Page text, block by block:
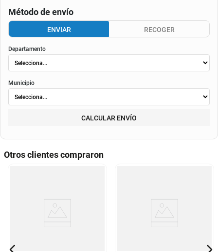
Método de envío
ENVIAR RECOGER
Departamento
Municipio
CALCULAR ENVÍO
Otros clientes compraron